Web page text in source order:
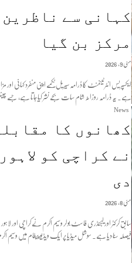
کہانی سے ناظرین
مرکز بن گیا
مئی 9, 2026
ایکسپریس انٹرٹینمنٹ کا ڈرامہ سیریل نکمے اپنی منفرد کہانی
ہے۔ یہ ڈرامہ روزانہ شام سات بجے نشر کیا جاتا ہے،
News
کھانوں کا
نے کراچی کو
دی
مئی 8, 2026
سابق کرکٹر اور لیجنڈری فاسٹ بولر وسیم اکرم نے کراچی اور
فیصلہ سنا دیا ہے۔ سوشل میڈیا پر ایک ویڈیو پیغام میں وسیم